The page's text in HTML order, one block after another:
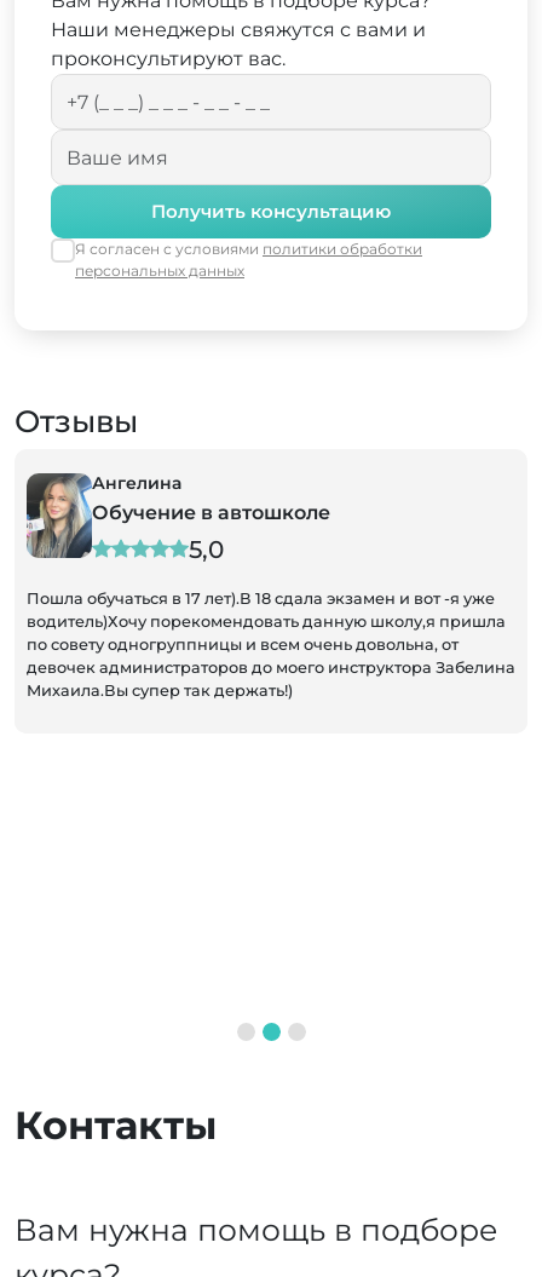
Наши менеджеры свяжутся с вами и
проконсультируют вас.
Получить консультацию
Я согласен с условиями политики обработки
персональных данных
Отзывы
Ангелина
Обучение в автошколе
5,0
Пошла обучаться в 17 лет).В 18 сдала экзамен и вот -я уже
водитель)Хочу порекомендовать данную школу,я пришла
по совету одногруппницы и всем очень довольна, от
девочек администраторов до моего инструктора Забелина
Михаила.Вы супер так держать!)
Контакты
Вам нужна помощь в подборе